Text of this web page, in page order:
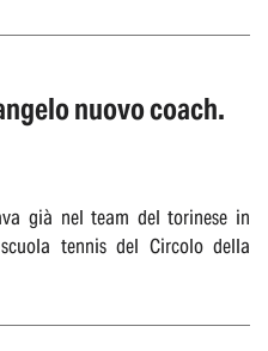
nuovo coach.
già nel team del torinese in
tennis del Circolo della